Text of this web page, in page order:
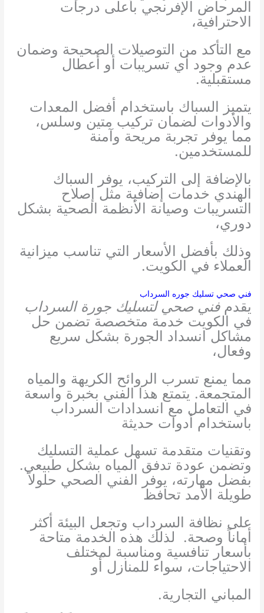
المرحاض الإفرنجي بأعلى درجات
الاحترافية،
مع التأكد من التوصيلات الصحيحة وضمان
عدم وجود أي تسريبات أو أعطال
مستقبلية.
يتميز السباك باستخدام أفضل المعدات
والأدوات لضمان تركيب متين وسلس،
مما يوفر تجربة مريحة وآمنة
للمستخدمين.
بالإضافة إلى التركيب، يوفر السباك
الهندي خدمات إضافية مثل إصلاح
التسريبات وصيانة الأنظمة الصحية بشكل
دوري،
وذلك بأفضل الأسعار التي تناسب ميزانية
العملاء في الكويت.
فني صحي تسليك جوره السرداب
يقدمفني صحي لتسليك جورة السرداب
في الكويت خدمة متخصصة تضمن حل
مشاكل انسداد الجورة بشكل سريع
وفعال،
مما يمنع تسرب الروائح الكريهة والمياه
المتجمعة. يتمتع هذا الفني بخبرة واسعة
في التعامل مع انسدادات السرداب
باستخدام أدوات حديثة
وتقنيات متقدمة تسهل عملية التسليك
وتضمن عودة تدفق المياه بشكل طبيعي.
بفضل مهارته، يوفر الفني الصحي حلولاً
طويلة الأمد تحافظ
على نظافة السرداب وتجعل البيئة أكثر
أماناً وصحة. لذلك هذه الخدمة متاحة
بأسعار تنافسية ومناسبة لمختلف
الاحتياجات، سواء للمنازل أو
المباني التجارية.